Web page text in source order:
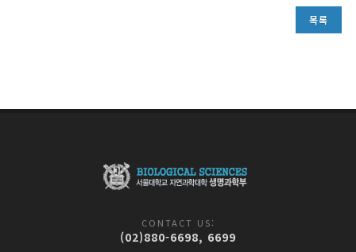
목록
CONTACT US:
(02)880-6698, 6699